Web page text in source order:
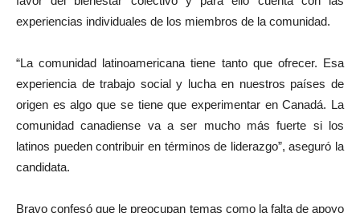
experiencias individuales de los miembros de la comunidad.
“La comunidad latinoamericana tiene tanto que ofrecer. Esa
experiencia de trabajo social y lucha en nuestros países de
origen es algo que se tiene que experimentar en Canadá. La
comunidad canadiense va a ser mucho más fuerte si los
latinos pueden contribuir en términos de liderazgo”, aseguró la
candidata.
Bravo confesó que le preocupan temas como la falta de apoyo